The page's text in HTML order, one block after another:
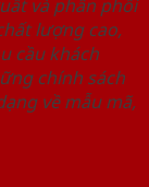
và phân phối
lượng cao,
cầu khách
chính sách
về mẫu mã,